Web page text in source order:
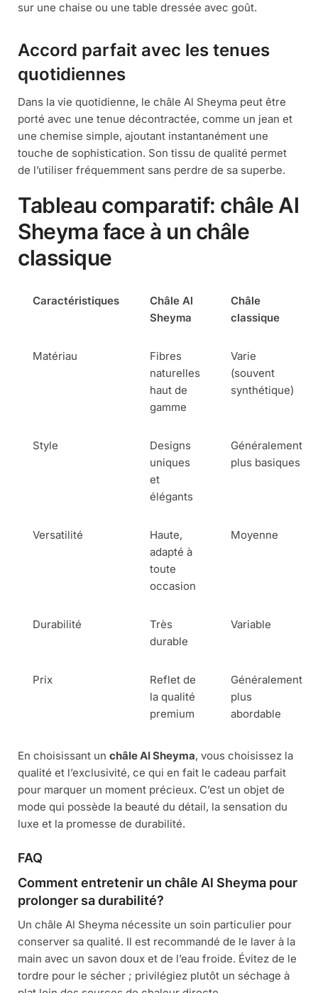
sur une chaise ou une table dressée avec goût.
Accord parfait avec les tenues
quotidiennes
Dans la vie quotidienne, le châle Al Sheyma peut être
porté avec une tenue décontractée, comme un jean et
une chemise simple, ajoutant instantanément une
touche de sophistication. Son tissu de qualité permet
de l’utiliser fréquemment sans perdre de sa superbe.
Tableau comparatif: châle Al
Sheyma face à un châle
classique
Caractéristiques
Châle Al
Sheyma
Châle
classique
Matériau
Fibres
naturelles
haut de
gamme
Varie
(souvent
synthétique)
Style
Designs
uniques
et
élégants
Généralement
plus basiques
Versatilité
Haute,
adapté à
toute
occasion
Moyenne
Durabilité
Très
durable
Variable
Prix
Reflet de
la qualité
premium
Généralement
plus
abordable
En choisissant un châle Al Sheyma, vous choisissez la
qualité et l’exclusivité, ce qui en fait le cadeau parfait
pour marquer un moment précieux. C’est un objet de
mode qui possède la beauté du détail, la sensation du
luxe et la promesse de durabilité.
FAQ
Comment entretenir un châle Al Sheyma pour
prolonger sa durabilité?
Un châle Al Sheyma nécessite un soin particulier pour
conserver sa qualité. Il est recommandé de le laver à la
main avec un savon doux et de l’eau froide. Évitez de le
tordre pour le sécher ; privilégiez plutôt un séchage à